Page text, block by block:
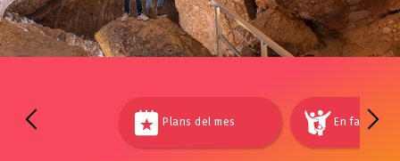
Plans del mes En família